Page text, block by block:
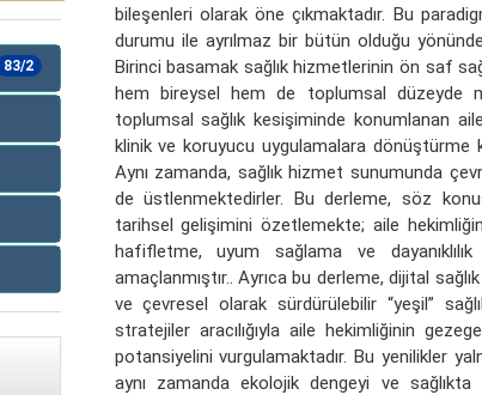
83/2
bileşenleri olarak öne çıkmaktadır. Bu
durumu ile ayrılmaz bir bütün olduğu
Birinci basamak sağlık hizmetlerinin ön saf
hem bireysel hem de toplumsal düzeyde
toplumsal sağlık kesişiminde konumlanan
klinik ve koruyucu uygulamalara
Aynı zamanda, sağlık hizmet sunumunda
de üstlenmektedirler. Bu derleme, söz
tarihsel gelişimini özetlemekte; aile
hafifletme, uyum sağlama ve
amaçlanmıştır.. Ayrıca bu derleme, dijital
ve çevresel olarak sürdürülebilir “yeşil”
stratejiler aracılığıyla aile hekimliğinin
potansiyelini vurgulamaktadır. Bu yenilikler
aynı zamanda ekolojik dengeyi ve